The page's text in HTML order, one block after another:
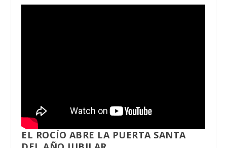
EL ROCÍO ABRE LA PUERTA SANTA